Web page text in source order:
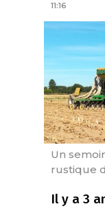
11:16
Un
rustique
Il y a 3